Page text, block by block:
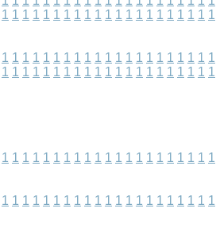
1 1 1 1 1 1 1 1 1 1 1 1 1 1 1 1 1 1 1 1 1
1 1 1 1 1 1 1 1 1 1 1 1 1 1 1 1 1 1 1 1 1
1 1 1 1 1 1 1 1 1 1 1 1 1 1 1 1 1 1 1 1 1
1 1 1 1 1 1 1 1 1 1 1 1 1 1 1 1 1 1 1 1 1
1 1 1 1 1 1 1 1 1 1 1 1 1 1 1 1 1 1 1 1 1